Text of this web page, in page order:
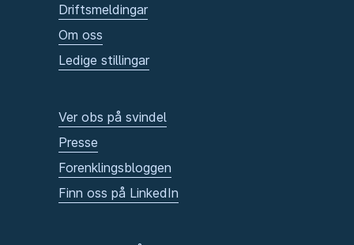
Driftsmeldingar
Om oss
Ledige stillingar
Ver obs på svindel
Presse
Forenklingsbloggen
Finn oss på LinkedIn